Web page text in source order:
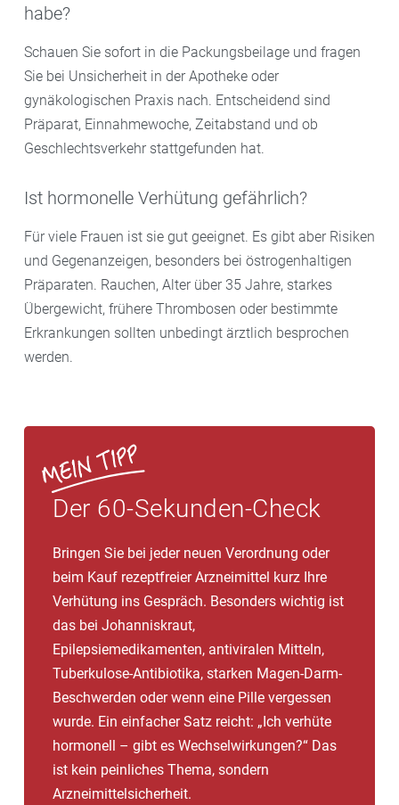
habe?
Schauen Sie sofort in die Packungsbeilage und fragen
Sie bei Unsicherheit in der Apotheke oder
gynäkologischen Praxis nach. Entscheidend sind
Präparat, Einnahmewoche, Zeitabstand und ob
Geschlechtsverkehr stattgefunden hat.
Ist hormonelle Verhütung gefährlich?
Für viele Frauen ist sie gut geeignet. Es gibt aber Risiken
und Gegenanzeigen, besonders bei östrogenhaltigen
Präparaten. Rauchen, Alter über 35 Jahre, starkes
Übergewicht, frühere Thrombosen oder bestimmte
Erkrankungen sollten unbedingt ärztlich besprochen
werden.
Der 60-Sekunden-Check
Bringen Sie bei jeder neuen Verordnung oder
beim Kauf rezeptfreier Arzneimittel kurz Ihre
Verhütung ins Gespräch. Besonders wichtig ist
das bei Johanniskraut,
Epilepsiemedikamenten, antiviralen Mitteln,
Tuberkulose-Antibiotika, starken Magen-Darm-
Beschwerden oder wenn eine Pille vergessen
wurde. Ein einfacher Satz reicht: „Ich verhüte
hormonell – gibt es Wechselwirkungen?“ Das
ist kein peinliches Thema, sondern
Arzneimittelsicherheit.